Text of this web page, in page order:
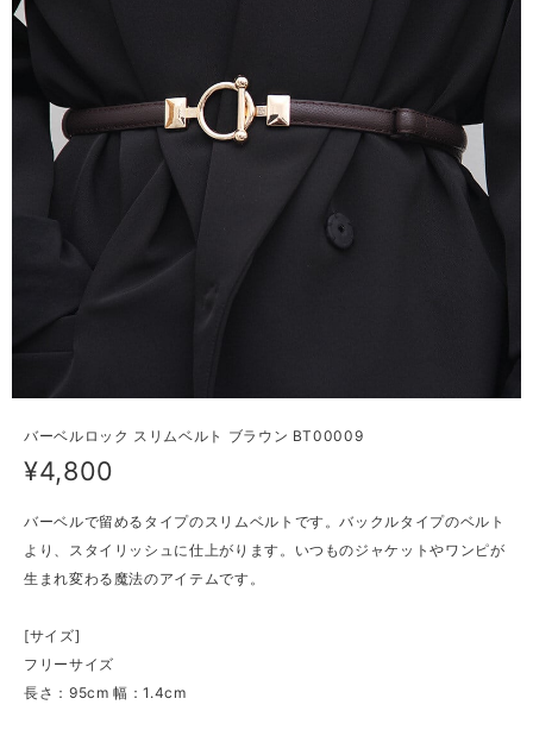
バーベルロック スリムベルト ブラウン BT00009
¥4,800
バーベルで留めるタイプのスリムベルトです。バックルタイプのベルト
より、スタイリッシュに仕上がります。いつものジャケットやワンピが
生まれ変わる魔法のアイテムです。
[サイズ]
フリーサイズ
長さ：95cm 幅：1.4cm